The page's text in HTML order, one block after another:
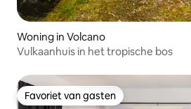
Woning in Volcano
Vulkaanhuis in het tropische bos
Favoriet van gasten
Favoriet van gasten